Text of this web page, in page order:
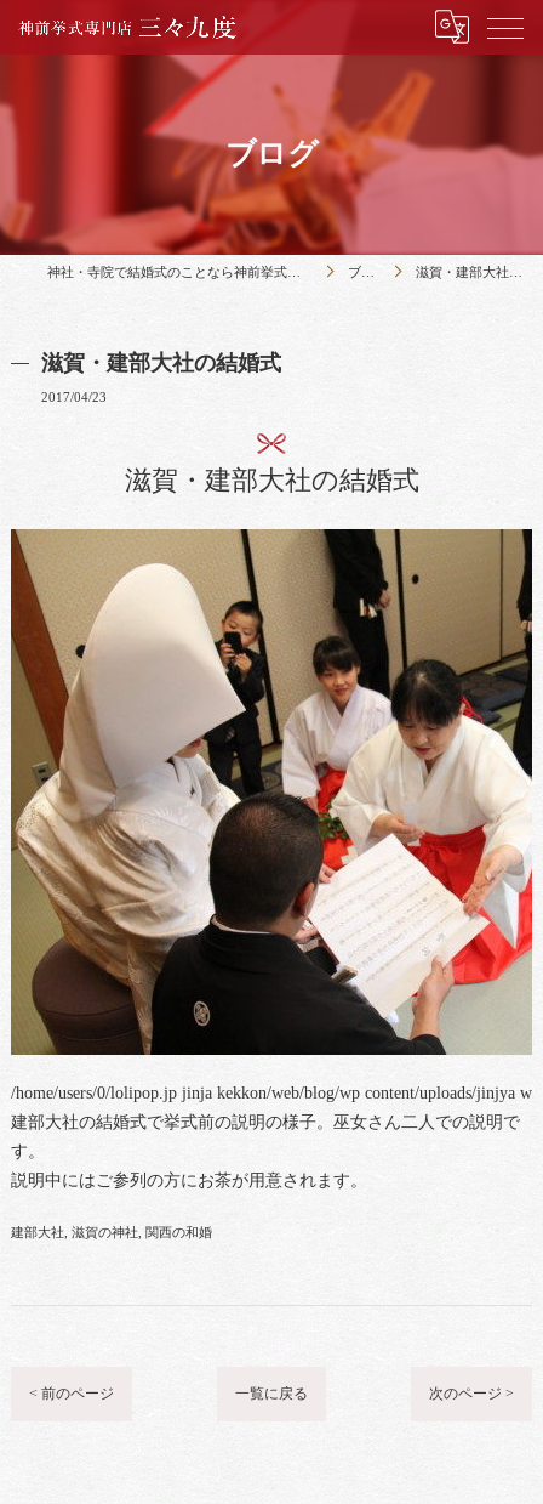
ブログ
神社・寺院で結婚式のことなら神前挙式専門店三々九度 ブログ 滋賀・建部大社の結婚式
滋賀・建部大社の結婚式
2017/04/23
滋賀・建部大社の結婚式
/home/users/0/lolipop.jp jinja kekkon/web/blog/wp content/uploads/jinjya
建部大社の結婚式で挙式前の説明の様子。巫女さん二人での説明で
す。
説明中にはご参列の方にお茶が用意されます。
建部大社 滋賀の神社 関西の和婚
< 前のページ 一覧に戻る 次のページ >